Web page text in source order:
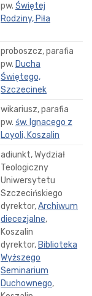
pw. Świętej
Rodziny, Piła
proboszcz, parafia
pw. Ducha
Świętego,
Szczecinek
wikariusz, parafia
pw. św. Ignacego z
Loyoli, Koszalin
adiunkt, Wydział
Teologiczny
Uniwersytetu
Szczecińskiego
dyrektor,Archiwum
diecezjalne,
Koszalin
dyrektor, Biblioteka
Wyższego
Seminarium
Duchownego,